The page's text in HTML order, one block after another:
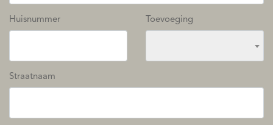
Huisnummer Toevoeging
Straatnaam